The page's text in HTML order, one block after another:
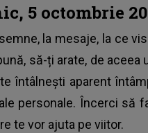
5 octombrie
la mesaje, la ce
să-ți arate, de
întâlnești aparent
personale. Încerci să
te vor ajuta pe viitor.